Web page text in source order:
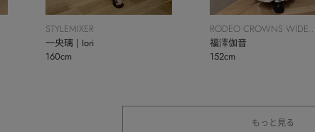
STYLEMIXER
一央璃 | Iori
160cm
RODEO CROWNS WIDE
BOWL
福澤伽音
152cm
もっと見る